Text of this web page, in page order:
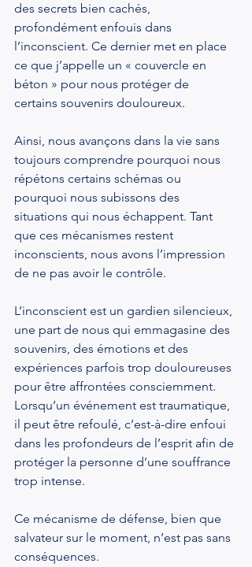
des secrets bien cachés,
profondément enfouis dans
l’inconscient. Ce dernier met en place
ce que j’appelle un « couvercle en
béton » pour nous protéger de
certains souvenirs douloureux.
Ainsi, nous avançons dans la vie sans
toujours comprendre pourquoi nous
répétons certains schémas ou
pourquoi nous subissons des
situations qui nous échappent. Tant
que ces mécanismes restent
inconscients, nous avons l’impression
de ne pas avoir le contrôle.
L’inconscient est un gardien silencieux,
une part de nous qui emmagasine des
souvenirs, des émotions et des
expériences parfois trop douloureuses
pour être affrontées consciemment.
Lorsqu’un événement est traumatique,
il peut être refoulé, c’est-à-dire enfoui
dans les profondeurs de l’esprit afin de
protéger la personne d’une souffrance
trop intense.
Ce mécanisme de défense, bien que
salvateur sur le moment, n’est pas sans
conséquences.